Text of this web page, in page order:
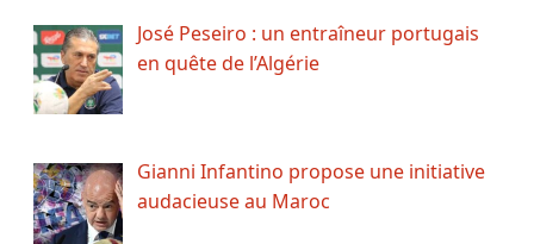
José Peseiro : un entraîneur portugais
en quête de l’Algérie
Gianni Infantino propose une initiative
audacieuse au Maroc